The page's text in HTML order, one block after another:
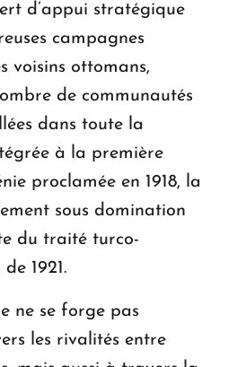
d’appui stratégique
campagnes
voisins ottomans,
de communautés
dans toute la
à la première
proclamée en 1918, la
sous domination
du traité turco-
1921.
ne se forge pas
les rivalités entre